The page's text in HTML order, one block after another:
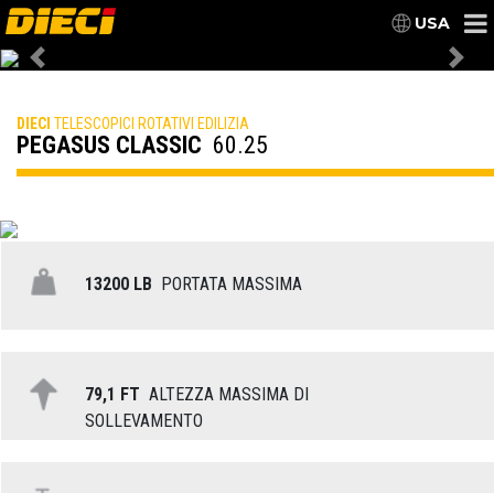
USA
Previous
DIECI TELESCOPICI ROTATIVI EDILIZIA
PEGASUS CLASSIC 60.25
13200 LB PORTATA MASSIMA
79,1 FT ALTEZZA MASSIMA DI
SOLLEVAMENTO